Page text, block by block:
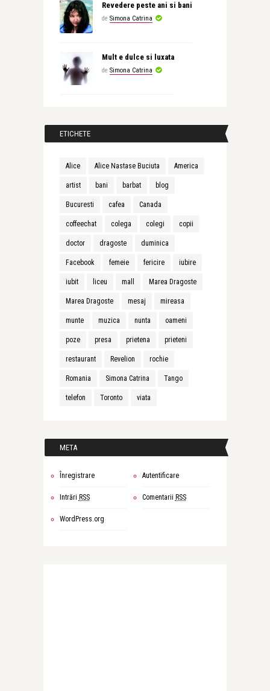
Revedere peste ani si bani
de Simona Catrina
Mult e dulce si luxata
de Simona Catrina
ETICHETE
Alice Alice Nastase Buciuta America
artist bani barbat blog
Bucuresti cafea Canada
coffeechat colega colegi copii
doctor dragoste duminica
Facebook femeie fericire iubire
iubit liceu mall Marea Dragoste
Marea Dragoste mesaj mireasa
munte muzica nunta oameni
poze presa prietena prieteni
restaurant Revelion rochie
Romania Simona Catrina Tango
telefon Toronto viata
META
Înregistrare Autentificare
Intrări RSS Comentarii RSS
WordPress.org